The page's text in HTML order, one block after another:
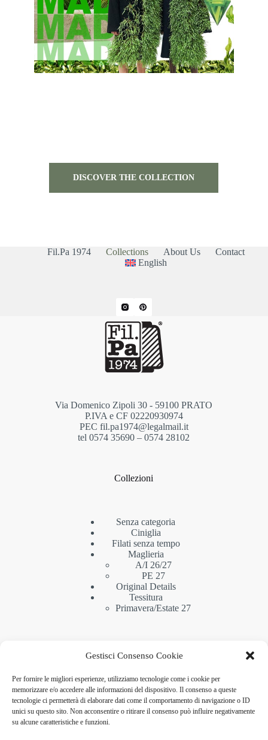
Gestisci Consenso Cookie
Per fornire le migliori esperienze, utilizziamo tecnologie come i cookie per
memorizzare e/o accedere alle informazioni del dispositivo. Il consenso a queste
tecnologie ci permetterà di elaborare dati come il comportamento di navigazione o ID
unici su questo sito. Non acconsentire o ritirare il consenso può influire negativamente
su alcune caratteristiche e funzioni.
DISCOVER THE COLLECTION
Fil.Pa 1974 Collections About Us
Contact
English
Via Domenico Zipoli 30 - 59100 PRATO
P.IVA e CF 02220930974
PEC fil.pa1974@legalmail.it
tel 0574 35690 – 0574 28102
Collezioni
Senza categoria
Ciniglia
Filati senza tempo
Maglieria
A/I 26/27
PE 27
Original Details
Tessitura
Primavera/Estate 27
Privacy Policy
Cookie Policy